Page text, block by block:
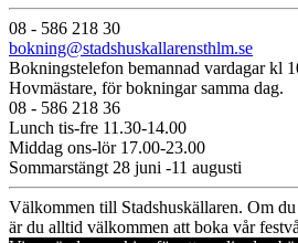
08 - 586 218 30
bokning@stadshuskallarensthlm.se
Bokningstelefon bemannad vardagar kl
Hovmästare, för bokningar samma dag.
08 - 586 218 36
Lunch tis-fre 11.30-14.00
Middag ons-lör 17.00-23.00
Sommarstängt 28 juni -11 augusti
Välkommen till Stadshuskällaren. Om
är du alltid välkommen att boka vår